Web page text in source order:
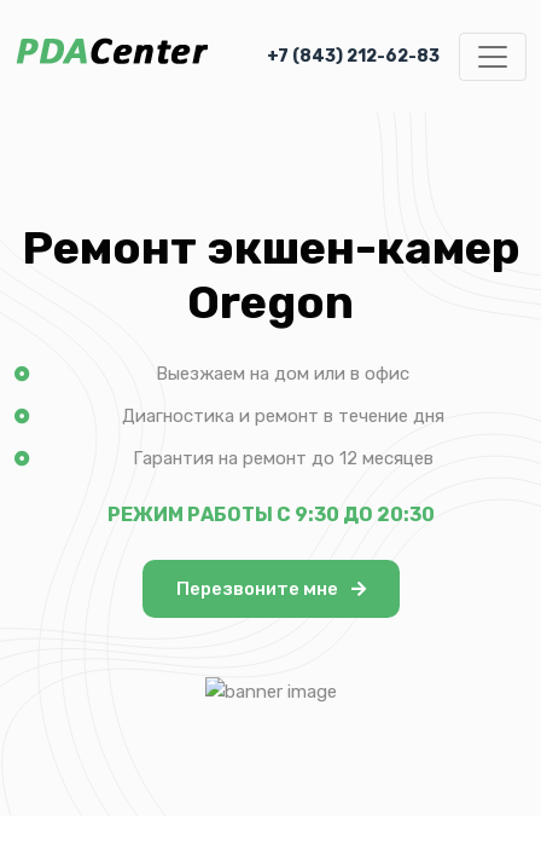
+7 (843) 212-62-83
Ремонт экшен-камер
Oregon
Выезжаем на дом или в офис
Диагностика и ремонт в течение дня
Гарантия на ремонт до 12 месяцев
РЕЖИМ РАБОТЫ С 9:30 ДО 20:30
Перезвоните мне